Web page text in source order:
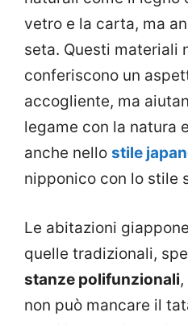
vetro e la carta, ma
seta. Questi materiali
conferiscono un
accogliente, ma
legame con la natura
anche nello stile
nipponico con lo stile
Le abitazioni
quelle tradizionali,
stanze polifunzionali
non può mancare il